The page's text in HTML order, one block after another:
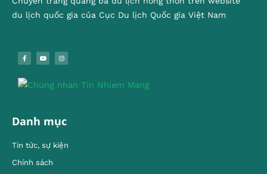
du lịch quốc gia của Cục Du lịch Quốc gia Việt Nam
Danh mục
Tin tức, sự kiện
Chính sách